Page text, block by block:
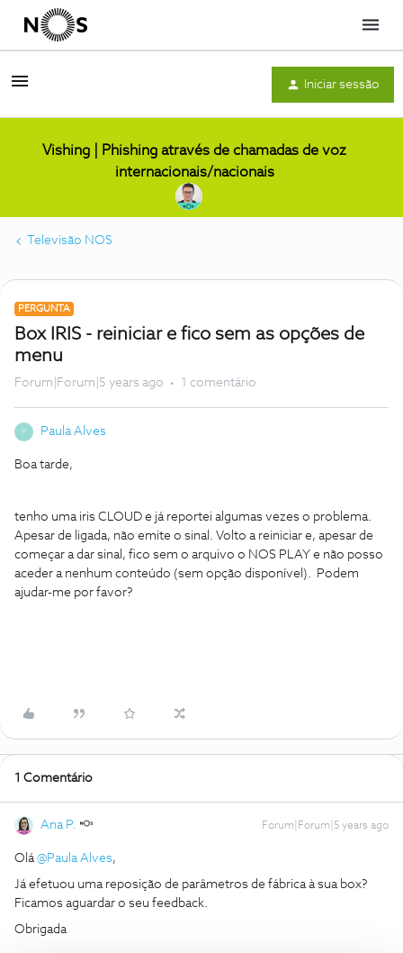
Menu
Iniciar sessão
Vishing | Phishing através de chamadas de voz
internacionais/nacionais
Televisão NOS
PERGUNTA
Box IRIS - reiniciar e fico sem as opções de
menu
Forum|Forum|5 years ago 1 comentário
P Paula Alves
Boa tarde,
tenho uma iris CLOUD e já reportei algumas vezes o problema.
Apesar de ligada, não emite o sinal. Volto a reiniciar e, apesar de
começar a dar sinal, fico sem o arquivo o NOS PLAY e não posso
aceder a nenhum conteúdo (sem opção disponível). Podem
ajudar-me por favor?
1 Comentário
Ana P. Forum|Forum|5 years ago
Olá@Paula Alves,
Já efetuou uma reposição de parâmetros de fábrica à sua box?
Ficamos aguardar o seu feedback.
Obrigada